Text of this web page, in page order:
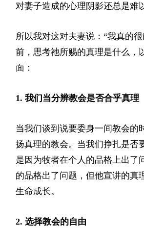
对妻子造成的心理阴影还总是难
所以我对这对夫妻说：“我真的
前，思考祂所赐的真理是什么，
面：
1. 我们当分辨教会是否合乎真理
当我们谈到说要委身一间教会的
扬真理的教会。当我们挣扎是否
是因为牧者在个人的品格上出了
的品格出了问题，但他宣讲的真
生命成长。
2. 选择教会的自由